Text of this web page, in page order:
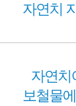
자연치
자연치
보철물